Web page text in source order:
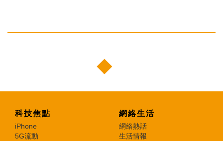
科技焦點
iPhone
5G流動
網絡生活
網絡熱話
生活情報